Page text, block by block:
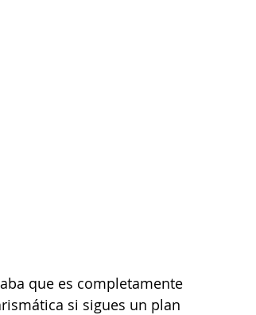
que es completamente
si sigues un plan